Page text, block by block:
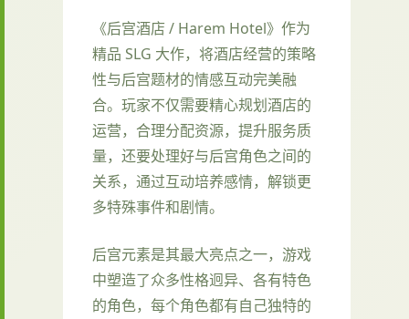
《后宫酒店 / Harem Hotel》作为
精品 SLG 大作，将酒店经营的策略
性与后宫题材的情感互动完美融
合。玩家不仅需要精心规划酒店的
运营，合理分配资源，提升服务质
量，还要处理好与后宫角色之间的
关系，通过互动培养感情，解锁更
多特殊事件和剧情。
后宫元素是其最大亮点之一，游戏
中塑造了众多性格迥异、各有特色
的角色，每个角色都有自己独特的